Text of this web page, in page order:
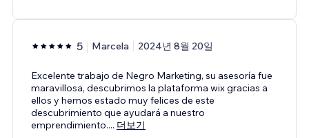
5 Marcela 2024년 8월 20일
Excelente trabajo de Negro Marketing, su asesoría fue
maravillosa, descubrimos la plataforma wix gracias a
ellos y hemos estado muy felices de este
descubrimiento que ayudará a nuestro
emprendimiento.... 더보기